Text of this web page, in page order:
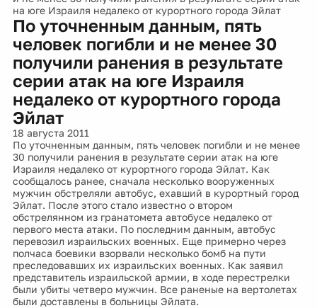
на юге Израиля недалеко от курортного города Эйлат
По уточненным данным, пять
человек погибли и не менее 30
получили ранения в результате
серии атак на юге Израиля
недалеко от курортного города
Эйлат
18 августа 2011
По уточненным данным, пять человек погибли и не менее
30 получили ранения в результате серии атак на юге
Израиля недалеко от курортного города Эйлат. Как
сообщалось ранее, сначала несколько вооруженных
мужчин обстреляли автобус, ехавший в курортный город
Эйлат. После этого стало известно о втором
обстрелянном из гранатомета автобусе недалеко от
первого места атаки. По последним данным, автобус
перевозил израильских военных. Еще примерно через
полчаса боевики взорвали несколько бомб на пути
преследовавших их израильских военных. Как заявил
представитель израильской армии, в ходе перестрелки
были убиты четверо мужчин. Все раненые на вертолетах
были доставлены в больницы Эйлата.